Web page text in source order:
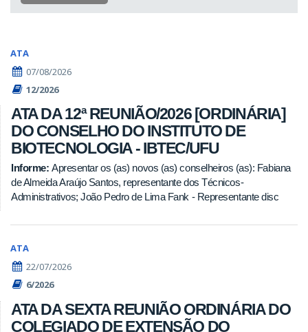
ATA
07/08/2026
12/2026
ATA DA 12ª REUNIÃO/2026 [ORDINÁRIA]
DO CONSELHO DO INSTITUTO DE
BIOTECNOLOGIA - IBTEC/UFU
Informe: Apresentar os (as) novos (as) conselheiros (as): Fabiana
de Almeida Araújo Santos, representante dos Técnicos-
Administrativos; João Pedro de Lima Fank - Representante disc
ATA
22/07/2026
6/2026
ATA DA SEXTA REUNIÃO ORDINÁRIA DO
COLEGIADO DE EXTENSÃO DO